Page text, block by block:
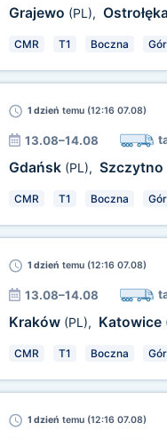
Grajewo (PL), Ostrołęka
CMR T1 Boczna
1 dzień temu (12:16 07.08)
13.08–14.08
Gdańsk (PL), Szczytno
CMR T1 Boczna
1 dzień temu (12:16 07.08)
13.08–14.08
Kraków (PL), Katowice
CMR T1 Boczna
1 dzień temu (12:16 07.08)